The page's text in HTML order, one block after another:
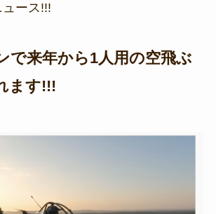
ース!!!
で来年から1人用の空飛ぶ
ます!!!